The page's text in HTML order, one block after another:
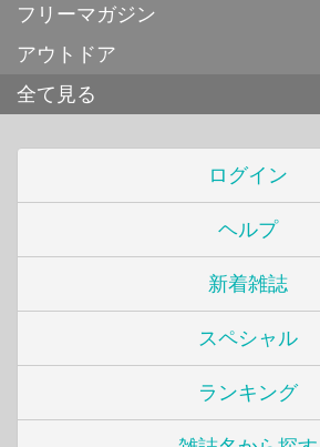
フリーマガジン
アウトドア
全て見る
ログイン
ヘルプ
新着雑誌
スペシャル
ランキング